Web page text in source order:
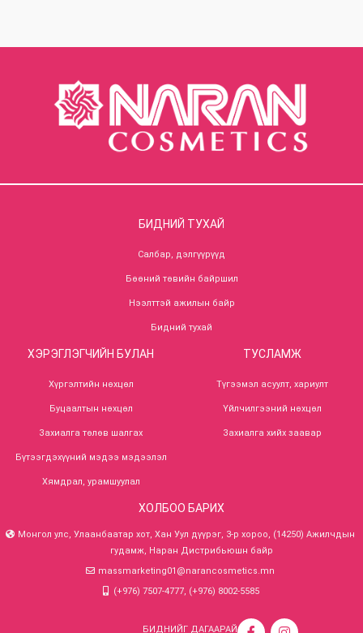
БИДНИЙ ТУХАЙ
Салбар, дэлгүүрүүд
Бөөний төвийн байршил
Нээлттэй ажилын байр
Бидний тухай
ХЭРЭГЛЭГЧИЙН БУЛАН
Хүргэлтийн нөхцөл
Буцаалтын нөхцөл
Захиалга төлөв шалгах
Бүтээгдэхүүний мэдээ мэдээлэл
Хямдрал, урамшуулал
ТУСЛАМЖ
Түгээмэл асуулт, хариулт
Үйлчилгээний нөхцөл
Захиалга хийх заавар
ХОЛБОО БАРИХ
Монгол улс, Улаанбаатар хот, Хан Уул дүүрэг, 3-р хороо, (14250) Ажилчдын
гудамж, Наран Дистрибьюшн байр
massmarketing01@narancosmetics.mn
(+976) 7507-4777, (+976) 8002-5585
БИДНИЙГ ДАГААРАЙ